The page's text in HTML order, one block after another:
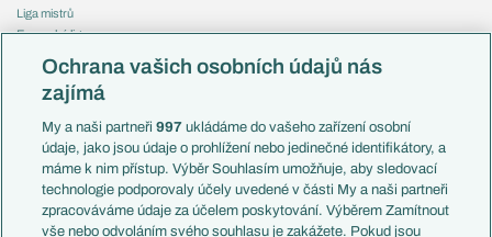
Liga mistrů
Evropská liga
Mistrovství světa
Liga národů
Témata
Představení týmů MS
EuroSkauting
PL v kostce
Evropské koeficienty
Česko
Francie
Itálie
Německo
Španělsko
Argentina
Brazílie
Ochrana vašich osobních údajů nás
zajímá
My a naši partneři997 ukládáme do vašeho zařízení osobní
údaje, jako jsou údaje o prohlížení nebo jedinečné identifikátory, a
máme k nim přístup. Výběr Souhlasím umožňuje, aby sledovací
technologie podporovaly účely uvedené v části My a naši partneři
zpracováváme údaje za účelem poskytování. Výběrem Zamítnout
vše nebo odvoláním svého souhlasu je zakážete. Pokud jsou